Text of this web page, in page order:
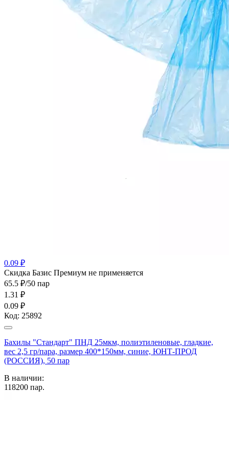
0.09 ₽
Cкидка Базис Премиум не применяется
65.5 ₽/50 пар
1.31 ₽
0.09 ₽
Код: 25892
Бахилы "Стандарт" ПНД 25мкм, полиэтиленовые, гладкие,
вес 2,5 гр/пара, размер 400*150мм, синие, ЮНТ-ПРОД
(РОССИЯ), 50 пар
В наличии:
118200 пар.